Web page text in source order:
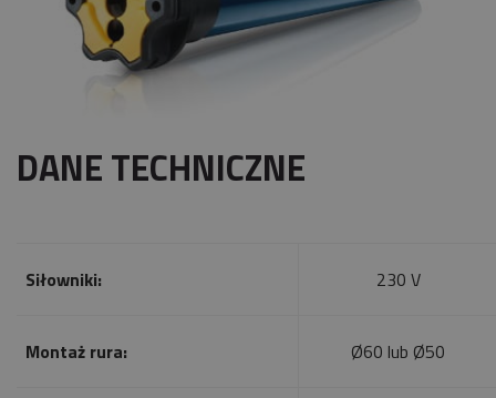
DANE TECHNICZNE
Siłowniki: 230 V
Montaż rura: Ø60 lub Ø50